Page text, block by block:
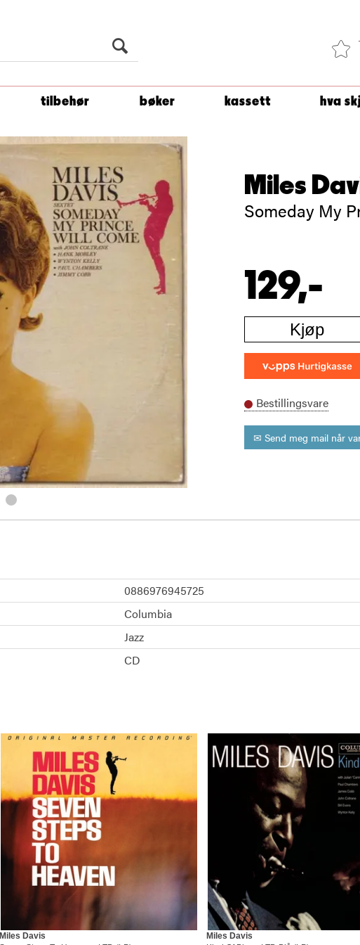
tilbehør bøker kassett hva
Miles
Someday My
129,-
Kjøp
Bestillingsvare
✉ Send meg mail når
0886976945725
Columbia
Jazz
CD
Miles Davis
Miles Davis